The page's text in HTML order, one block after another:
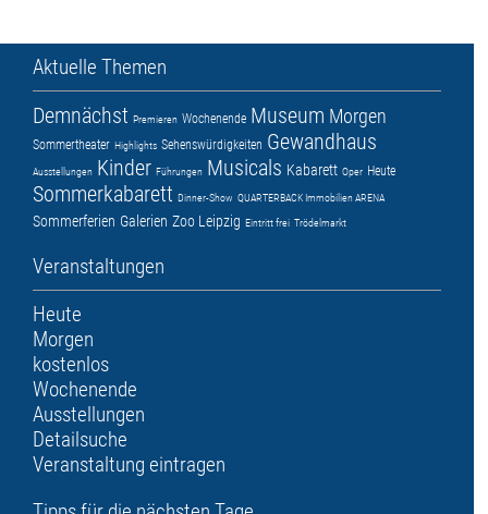
Aktuelle Themen
Demnächst Premieren Wochenende Museum Morgen
Sommertheater Highlights Sehenswürdigkeiten Gewandhaus
Ausstellungen Kinder Führungen Musicals Kabarett Oper Heute
Sommerkabarett Dinner-Show QUARTERBACK Immobilien ARENA
Sommerferien Galerien Zoo Leipzig Eintritt frei Trödelmarkt
Veranstaltungen
Heute
Morgen
kostenlos
Wochenende
Ausstellungen
Detailsuche
Veranstaltung eintragen